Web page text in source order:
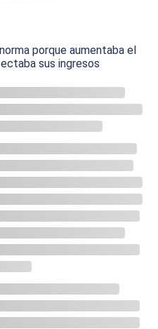
porque aumentaba el
sus ingresos